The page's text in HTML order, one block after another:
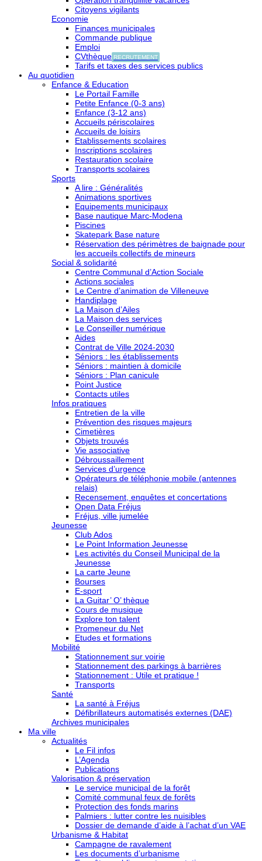
Citoyens vigilants
Economie
Finances municipales
Commande publique
Emploi
CVthèque RECRUTEMENT
Tarifs et taxes des services publics
Au quotidien
Enfance & Education
Le Portail Famille
Petite Enfance (0-3 ans)
Enfance (3-12 ans)
Accueils périscolaires
Accueils de loisirs
Etablissements scolaires
Inscriptions scolaires
Restauration scolaire
Transports scolaires
Sports
A lire : Généralités
Animations sportives
Equipements municipaux
Base nautique Marc-Modena
Piscines
Skatepark Base nature
Réservation des périmètres de baignade pour
les accueils collectifs de mineurs
Social & solidarité
Centre Communal d’Action Sociale
Actions sociales
Le Centre d’animation de Villeneuve
Handiplage
La Maison d’Ailes
La Maison des services
Le Conseiller numérique
Aides
Contrat de Ville 2024-2030
Séniors : les établissements
Séniors : maintien à domicile
Séniors : Plan canicule
Point Justice
Contacts utiles
Infos pratiques
Entretien de la ville
Prévention des risques majeurs
Cimetières
Objets trouvés
Vie associative
Débroussaillement
Services d’urgence
Opérateurs de téléphonie mobile (antennes
relais)
Recensement, enquêtes et concertations
Open Data Fréjus
Fréjus, ville jumelée
Jeunesse
Club Ados
Le Point Information Jeunesse
Les activités du Conseil Municipal de la
Jeunesse
La carte Jeune
Bourses
E-sport
La Guitar’ O’ thèque
Cours de musique
Explore ton talent
Promeneur du Net
Etudes et formations
Mobilité
Stationnement sur voirie
Stationnement des parkings à barrières
Stationnement : Utile et pratique !
Transports
Santé
La santé à Fréjus
Défibrillateurs automatisés externes (DAE)
Archives municipales
Ma ville
Actualités
Le Fil infos
L’Agenda
Publications
Valorisation & préservation
Le service municipal de la forêt
Comité communal feux de forêts
Protection des fonds marins
Palmiers : lutter contre les nuisibles
Dossier de demande d’aide à l’achat d’un VAE
Urbanisme & Habitat
Campagne de ravalement
Les documents d’urbanisme